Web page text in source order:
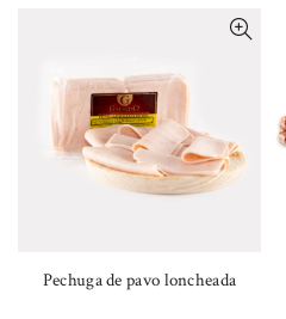
Pechuga de pavo loncheada